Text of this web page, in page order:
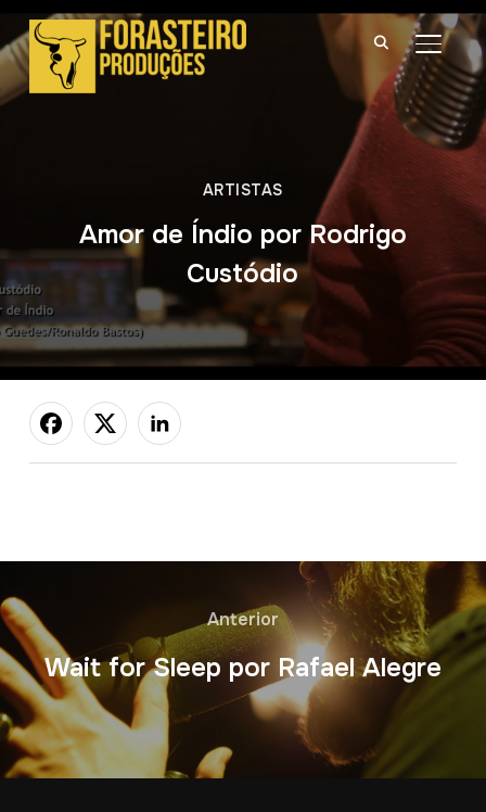
ARTISTAS
Amor de Índio por Rodrigo
Custódio
Anterior
Wait for Sleep por Rafael Alegre